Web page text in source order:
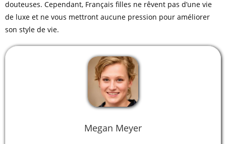
douteuses. Cependant, Français filles ne rêvent pas d’une vie
de luxe et ne vous mettront aucune pression pour améliorer
son style de vie.
Megan Meyer